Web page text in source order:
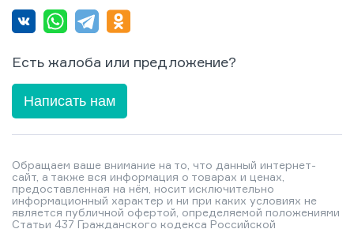
Есть жалоба или предложение?
Написать нам
Обращаем ваше внимание на то, что данный интернет-
сайт, а также вся информация о товарах и ценах,
предоставленная на нём, носит исключительно
информационный характер и ни при каких условиях не
является публичной офертой, определяемой положениями
Статьи 437 Гражданского кодекса Российской